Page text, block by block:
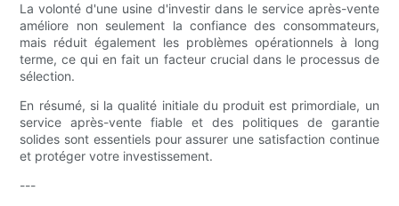
La volonté d'une usine d'investir dans le service après-vente
améliore non seulement la confiance des consommateurs,
mais réduit également les problèmes opérationnels à long
terme, ce qui en fait un facteur crucial dans le processus de
sélection.
En résumé, si la qualité initiale du produit est primordiale, un
service après-vente fiable et des politiques de garantie
solides sont essentiels pour assurer une satisfaction continue
et protéger votre investissement.
---